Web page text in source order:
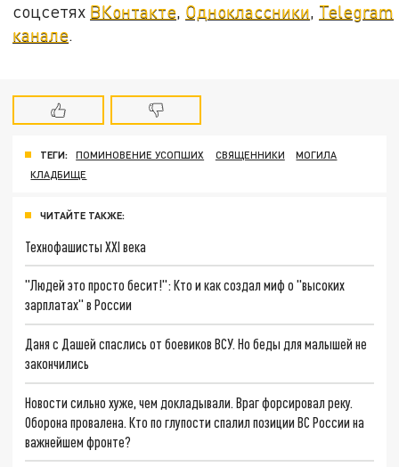
соцсетях ВКонтакте, Одноклассники, Telegram
канале.
ТЕГИ: ПОМИНОВЕНИЕ УСОПШИХ СВЯЩЕННИКИ
МОГИЛА
КЛАДБИЩЕ
ЧИТАЙТЕ ТАКЖЕ:
Технофашисты XXI века
"Людей это просто бесит!": Кто и как создал миф о "высоких
зарплатах" в России
Даня с Дашей спаслись от боевиков ВСУ. Но беды для малышей не
закончились
Новости сильно хуже, чем докладывали. Враг форсировал реку.
Оборона провалена. Кто по глупости спалил позиции ВС России на
важнейшем фронте?